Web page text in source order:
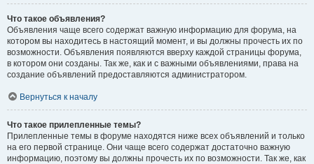
Что такое объявления?
Объявления чаще всего содержат важную информацию для форума, на
котором вы находитесь в настоящий момент, и вы должны прочесть их по
возможности. Объявления появляются вверху каждой страницы форума,
в котором они созданы. Так же, как и с важными объявлениями, права на
создание объявлений предоставляются администратором.
Вернуться к началу
Что такое прилепленные темы?
Прилепленные темы в форуме находятся ниже всех объявлений и только
на его первой странице. Они чаще всего содержат достаточно важную
информацию, поэтому вы должны прочесть их по возможности. Так же, как